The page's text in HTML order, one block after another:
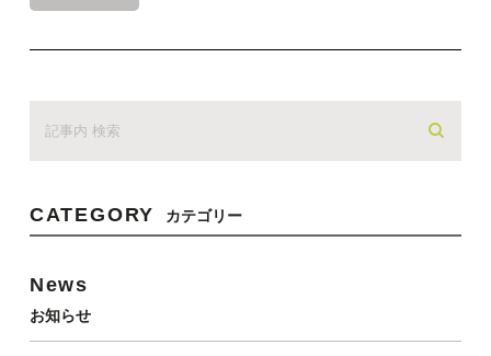
CATEGORY カテゴリー
News
お知らせ